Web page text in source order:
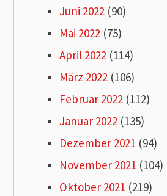
Juni 2022 (90)
Mai 2022 (75)
April 2022 (114)
März 2022 (106)
Februar 2022 (112)
Januar 2022 (135)
Dezember 2021 (94)
November 2021 (104)
Oktober 2021 (219)